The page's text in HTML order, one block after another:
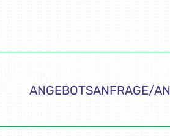
ANGEBOTSANFRAGE/